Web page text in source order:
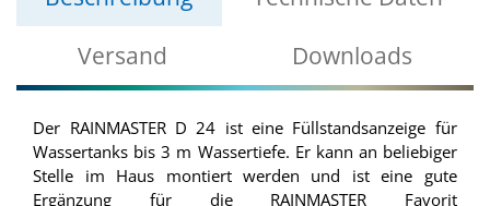
Versand
Downloads
Der RAINMASTER D 24 ist eine Füllstandsanzeige für
Wassertanks bis 3 m Wassertiefe. Er kann an beliebiger
Stelle im Haus montiert werden und ist eine gute
Ergänzung für die RAINMASTER Favorit